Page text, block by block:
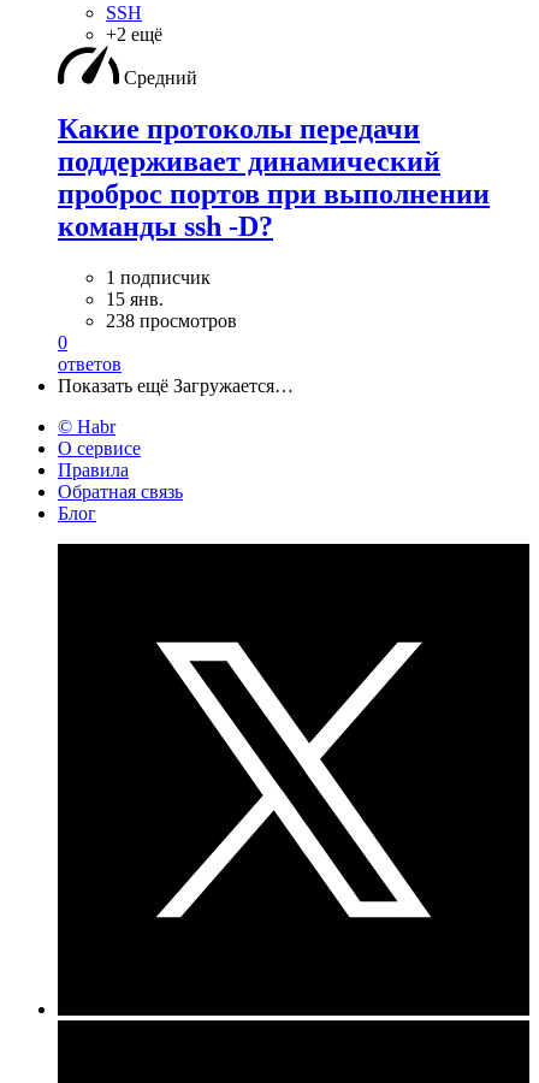
SSH
+2 ещё
Средний
Какие протоколы передачи
поддерживает динамический
проброс портов при выполнении
команды ssh -D?
1 подписчик
15 янв.
238 просмотров
0
ответов
Показать ещё Загружается…
© Habr
О сервисе
Правила
Обратная связь
Блог